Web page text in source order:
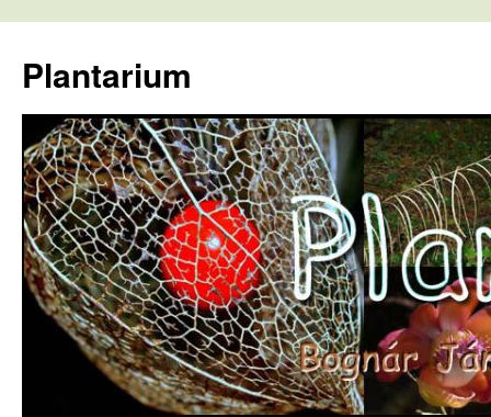
tartalomba
Plantarium